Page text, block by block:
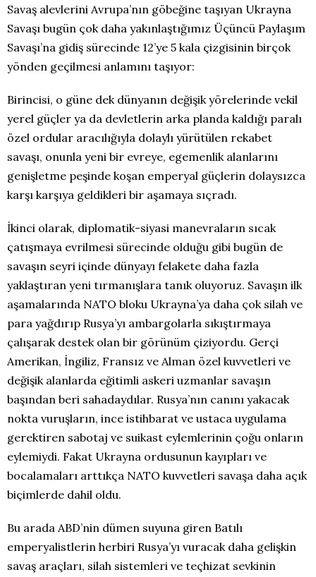
Savaş alevlerini Avrupa’nın göbeğine taşıyan Ukrayna
Savaşı bugün çok daha yakınlaştığımız Üçüncü Paylaşım
Savaşı’na gidiş sürecinde 12’ye 5 kala çizgisinin birçok
yönden geçilmesi anlamını taşıyor:
Birincisi, o güne dek dünyanın değişik yörelerinde vekil
yerel güçler ya da devletlerin arka planda kaldığı paralı
özel ordular aracılığıyla dolaylı yürütülen rekabet
savaşı, onunla yeni bir evreye, egemenlik alanlarını
genişletme peşinde koşan emperyal güçlerin dolaysızca
karşı karşıya geldikleri bir aşamaya sıçradı.
İkinci olarak, diplomatik-siyasi manevraların sıcak
çatışmaya evrilmesi sürecinde olduğu gibi bugün de
savaşın seyri içinde dünyayı felakete daha fazla
yaklaştıran yeni tırmanışlara tanık oluyoruz. Savaşın ilk
aşamalarında NATO bloku Ukrayna’ya daha çok silah ve
para yağdırıp Rusya’yı ambargolarla sıkıştırmaya
çalışarak destek olan bir görünüm çiziyordu. Gerçi
Amerikan, İngiliz, Fransız ve Alman özel kuvvetleri ve
değişik alanlarda eğitimli askeri uzmanlar savaşın
başından beri sahadaydılar. Rusya’nın canını yakacak
nokta vuruşların, ince istihbarat ve ustaca uygulama
gerektiren sabotaj ve suikast eylemlerinin çoğu onların
eylemiydi. Fakat Ukrayna ordusunun kayıpları ve
bocalamaları arttıkça NATO kuvvetleri savaşa daha açık
biçimlerde dahil oldu.
Bu arada ABD’nin dümen suyuna giren Batılı
emperyalistlerin herbiri Rusya’yı vuracak daha gelişkin
savaş araçları, silah sistemleri ve teçhizat sevkinin